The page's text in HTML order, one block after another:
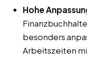
Hohe
besonders
Arbeitszeiten